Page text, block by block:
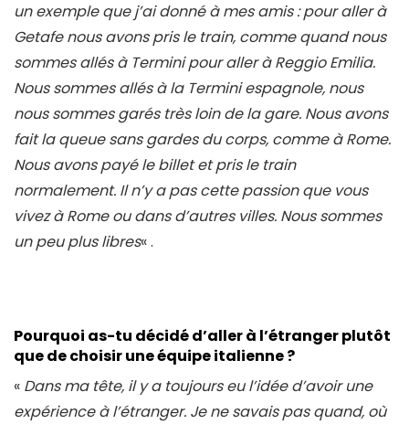
un exemple que j’ai donné à mes amis : pour aller à
Getafe nous avons pris le train, comme quand nous
sommes allés à Termini pour aller à Reggio Emilia.
Nous sommes allés à la Termini espagnole, nous
nous sommes garés très loin de la gare. Nous avons
fait la queue sans gardes du corps, comme à Rome.
Nous avons payé le billet et pris le train
normalement. Il n’y a pas cette passion que vous
vivez à Rome ou dans d’autres villes. Nous sommes
un peu plus libres« .
Pourquoi as-tu décidé d’aller à l’étranger plutôt
que de choisir une équipe italienne ?
« Dans ma tête, il y a toujours eu l’idée d’avoir une
expérience à l’étranger. Je ne savais pas quand, où